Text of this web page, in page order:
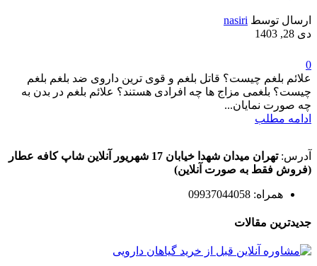
ارسال توسط nasiri
دی 28, 1403
0
علائم بلغم چیست؟ قاتل بلغم و قوی ترین داروی ضد بلغم بلغم
چیست؟ بلغمی مزاج ها چه افرادی هستند؟ علائم بلغم در بدن به
چه صورت نمایان...
ادامه مطلب
آدرس:تهران میدان شهدا خیابان 17 شهریور آنلاین شاپ کافه عطار
(فروش فقط به صورت آنلاین)
همراه: 09937044058
جدیدترین مقالات